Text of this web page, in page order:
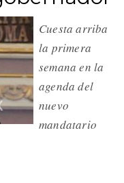
Cuesta arriba
la primera
semana en la
agenda del
nuevo
mandatario